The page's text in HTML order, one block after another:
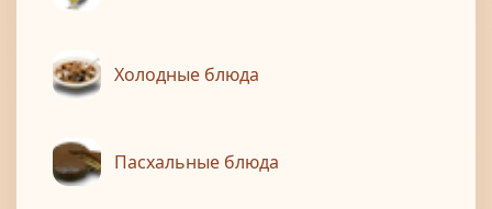
Холодные блюда
Пасхальные блюда